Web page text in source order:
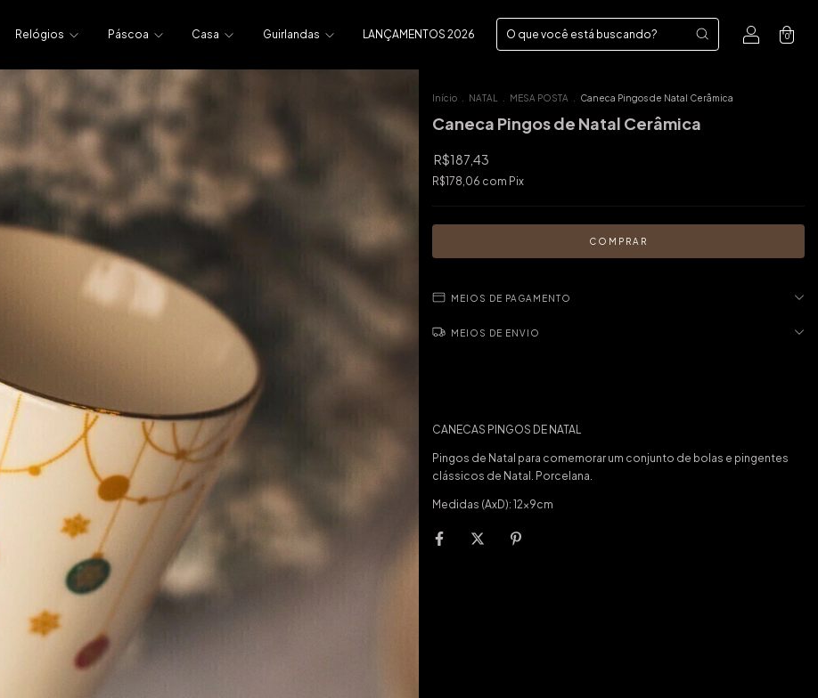
Relógios Páscoa Casa Guirlandas LANÇAMENTOS 2026 0
Início NATAL MESA POSTA Caneca Pingos de Natal Cerâmica
Caneca Pingos de Natal Cerâmica
R$187,43
R$178,06 com Pix
MEIOS DE PAGAMENTO
MEIOS DE ENVIO
CANECAS PINGOS DE NATAL
Pingos de Natal para comemorar um conjunto de bolas e pingentes
clássicos de Natal. Porcelana.
Medidas (AxD): 12x9cm